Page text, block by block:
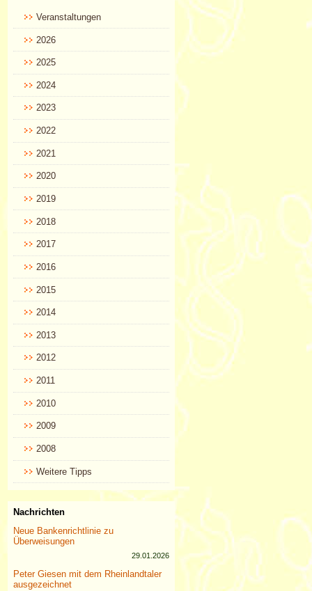
Veranstaltungen
2026
2025
2024
2023
2022
2021
2020
2019
2018
2017
2016
2015
2014
2013
2012
2011
2010
2009
2008
Weitere Tipps
Nachrichten
Neue Bankenrichtlinie zu
Überweisungen
29.01.2026
Peter Giesen mit dem Rheinlandtaler
ausgezeichnet